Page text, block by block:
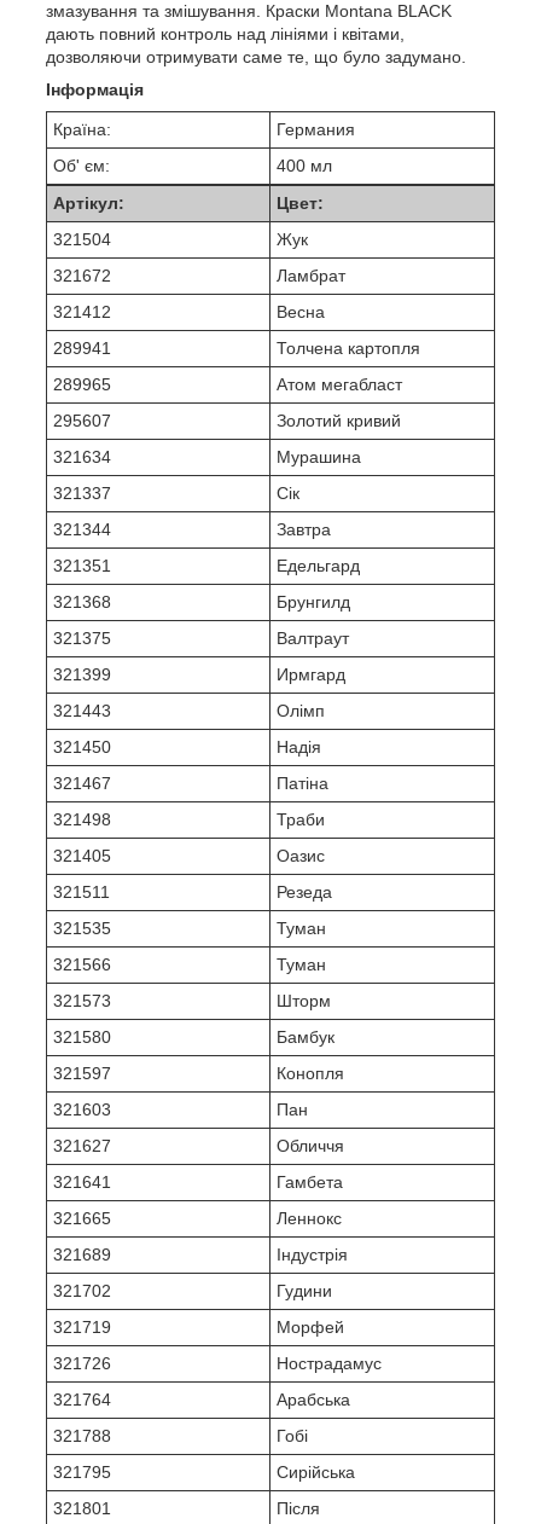
змазування та змішування. Краски Montana BLACK
дають повний контроль над лініями і квітами,
дозволяючи отримувати саме те, що було задумано.
Інформація
Країна:
Германия
Об' єм:
400 мл
Артікул:
Цвет:
321504
Жук
321672
Ламбрат
321412
Весна
289941
Толчена картопля
289965
Атом мегабласт
295607
Золотий кривий
321634
Мурашина
321337
Сік
321344
Завтра
321351
Едельгард
321368
Брунгилд
321375
Валтраут
321399
Ирмгард
321443
Олімп
321450
Надія
321467
Патіна
321498
Траби
321405
Оазис
321511
Резеда
321535
Туман
321566
Туман
321573
Шторм
321580
Бамбук
321597
Конопля
321603
Пан
321627
Обличчя
321641
Гамбета
321665
Леннокс
321689
Індустрія
321702
Гудини
321719
Морфей
321726
Нострадамус
321764
Арабська
321788
Гобі
321795
Сирійська
321801
Після